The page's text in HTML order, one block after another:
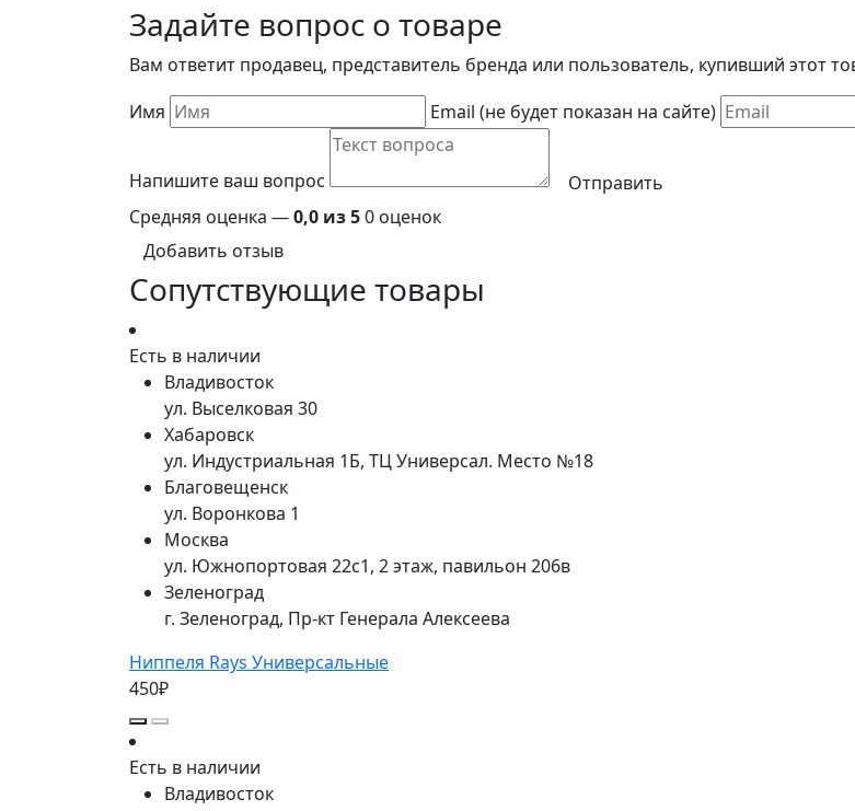
Задайте вопрос о товаре
Вам ответит продавец, представитель бренда или пользователь, купивший этот
Имя
Email (не будет показан на сайте)
Напишите ваш вопрос
Отправить
Средняя оценка —0,0 из 50 оценок
Добавить отзыв
Сопутствующие товары
Есть в наличии
Владивосток
ул. Выселковая 30
Хабаровск
ул. Индустриальная 1Б, ТЦ Универсал. Место №18
Благовещенск
ул. Воронкова 1
Москва
ул. Южнопортовая 22с1, 2 этаж, павильон 206в
Зеленоград
г. Зеленоград, Пр-кт Генерала Алексеева
Ниппеля Rays Универсальные
450₽
Есть в наличии
Владивосток